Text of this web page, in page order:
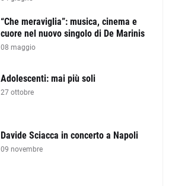
“Che meraviglia”: musica, cinema e
cuore nel nuovo singolo di De Marinis
08 maggio
Adolescenti: mai più soli
27 ottobre
Davide Sciacca in concerto a Napoli
09 novembre